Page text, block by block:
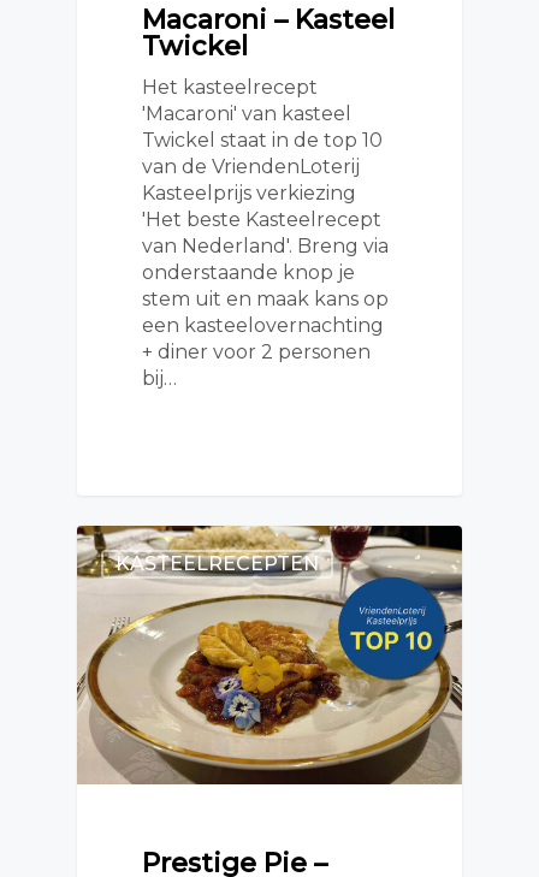
Macaroni – Kasteel
Twickel
Het kasteelrecept
'Macaroni' van kasteel
Twickel staat in de top 10
van de VriendenLoterij
Kasteelprijs verkiezing
'Het beste Kasteelrecept
van Nederland'. Breng via
onderstaande knop je
stem uit en maak kans op
een kasteelovernachting
+ diner voor 2 personen
bij…
KASTEELRECEPTEN
Prestige Pie –